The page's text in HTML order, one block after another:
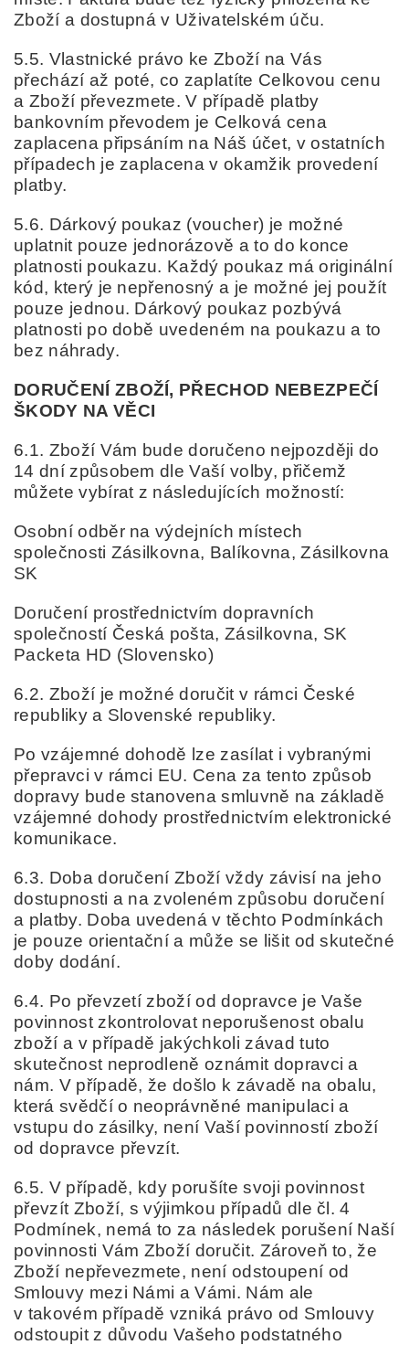
Zboží a dostupná v Uživatelském úču.
5.5. Vlastnické právo ke Zboží na Vás
přechází až poté, co zaplatíte Celkovou cenu
a Zboží převezmete. V případě platby
bankovním převodem je Celková cena
zaplacena připsáním na Náš účet, v ostatních
případech je zaplacena v okamžik provedení
platby.
5.6. Dárkový poukaz (voucher) je možné
uplatnit pouze jednorázově a to do konce
platnosti poukazu. Každý poukaz má originální
kód, který je nepřenosný a je možné jej použít
pouze jednou. Dárkový poukaz pozbývá
platnosti po době uvedeném na poukazu a to
bez náhrady.
DORUČENÍ ZBOŽÍ, PŘECHOD NEBEZPEČÍ
ŠKODY NA VĚCI
6.1. Zboží Vám bude doručeno nejpozději do
14 dní způsobem dle Vaší volby, přičemž
můžete vybírat z následujících možností:
Osobní odběr na výdejních místech
společnosti Zásilkovna, Balíkovna, Zásilkovna
SK
Doručení prostřednictvím dopravních
společností Česká pošta, Zásilkovna, SK
Packeta HD (Slovensko)
6.2. Zboží je možné doručit v rámci České
republiky a Slovenské republiky.
Po vzájemné dohodě lze zasílat i vybranými
přepravci v rámci EU. Cena za tento způsob
dopravy bude stanovena smluvně na základě
vzájemné dohody prostřednictvím elektronické
komunikace.
6.3. Doba doručení Zboží vždy závisí na jeho
dostupnosti a na zvoleném způsobu doručení
a platby. Doba uvedená v těchto Podmínkách
je pouze orientační a může se lišit od skutečné
doby dodání.
6.4. Po převzetí zboží od dopravce je Vaše
povinnost zkontrolovat neporušenost obalu
zboží a v případě jakýchkoli závad tuto
skutečnost neprodleně oznámit dopravci a
nám. V případě, že došlo k závadě na obalu,
která svědčí o neoprávněné manipulaci a
vstupu do zásilky, není Vaší povinností zboží
od dopravce převzít.
6.5. V případě, kdy porušíte svoji povinnost
převzít Zboží, s výjimkou případů dle čl. 4
Podmínek, nemá to za následek porušení Naší
povinnosti Vám Zboží doručit. Zároveň to, že
Zboží nepřevezmete, není odstoupení od
Smlouvy mezi Námi a Vámi. Nám ale
v takovém případě vzniká právo od Smlouvy
odstoupit z důvodu Vašeho podstatného